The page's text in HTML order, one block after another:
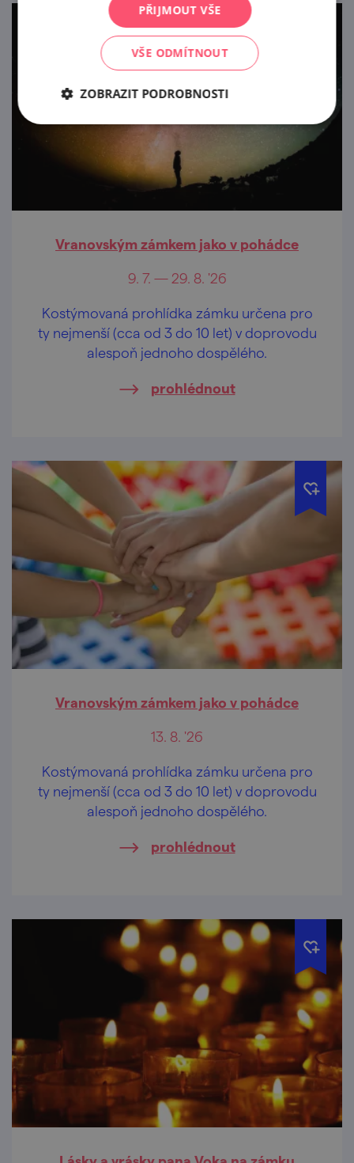
Vranovským zámkem jako v pohádce
9. 7. — 29. 8. '26
Kostýmovaná prohlídka zámku určena pro
ty nejmenší (cca od 3 do 10 let) v doprovodu
alespoň jednoho dospělého.
prohlédnout
Vranovským zámkem jako v pohádce
13. 8. '26
Kostýmovaná prohlídka zámku určena pro
ty nejmenší (cca od 3 do 10 let) v doprovodu
alespoň jednoho dospělého.
prohlédnout
PŘIJMOUT VŠE
VŠE ODMÍTNOUT
ZOBRAZIT PODROBNOSTI